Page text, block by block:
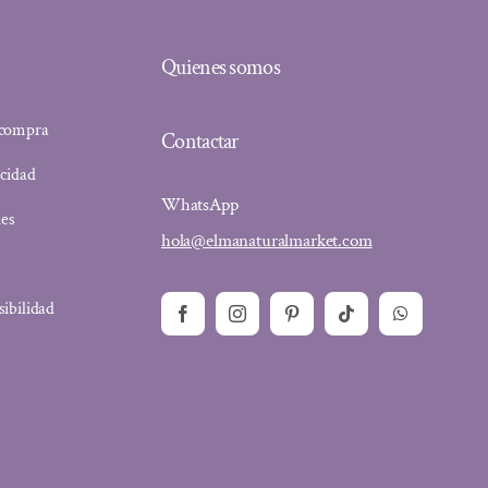
Quienes somos
Contactar
WhatsApp
hola@elmanaturalmarket.com